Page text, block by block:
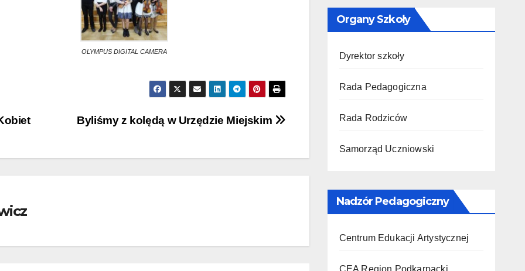
OLYMPUS DIGITAL CAMERA
Byliśmy z kolędą w Urzędzie Miejskim
Organy Szkoły
Dyrektor szkoły
Rada Pedagogiczna
Rada Rodziców
Samorząd Uczniowski
Nadzór Pedagogiczny
Centrum Edukacji Artystycznej
CEA Region Podkarpacki